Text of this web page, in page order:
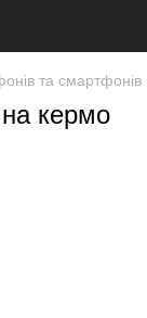
та смартфонів
кермо